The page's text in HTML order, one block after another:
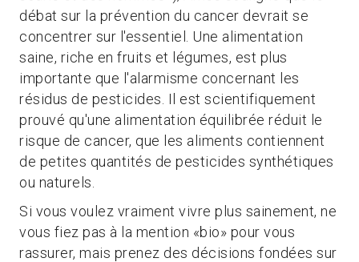
débat sur la prévention du cancer devrait se
concentrer sur l'essentiel. Une alimentation
saine, riche en fruits et légumes, est plus
importante que l'alarmisme concernant les
résidus de pesticides. Il est scientifiquement
prouvé qu'une alimentation équilibrée réduit le
risque de cancer, que les aliments contiennent
de petites quantités de pesticides synthétiques
ou naturels.
Si vous voulez vraiment vivre plus sainement, ne
vous fiez pas à la mention «bio» pour vous
rassurer, mais prenez des décisions fondées sur